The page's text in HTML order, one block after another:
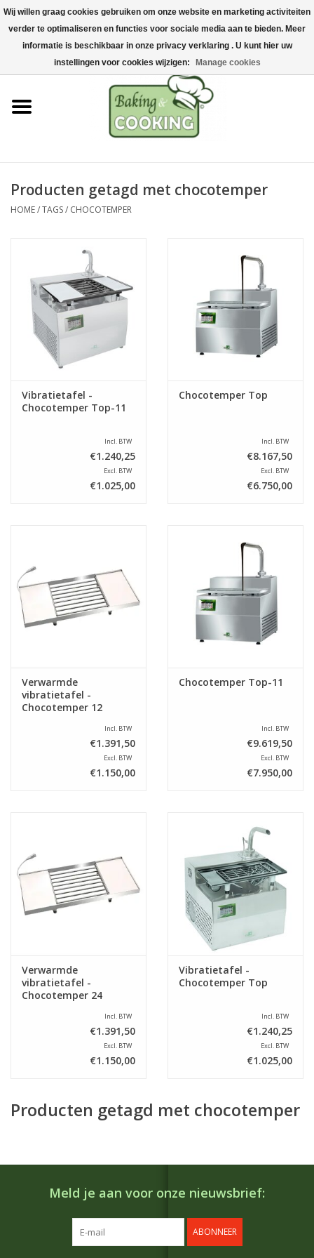
Home
Bak-& kookgerei
Machines & onderdelen
Chocolade & ijsbereiding
Hygiëne & opslag
Grondstoffen & Presentatie
Acties
Producten getagd met chocotemper
HOME/TAGS/ CHOCOTEMPER
Vibratietafel -
Chocotemper Top-11
Incl. BTW
€1.240,25
Excl. BTW
€1.025,00
Chocotemper Top
Incl. BTW
€8.167,50
Excl. BTW
€6.750,00
Verwarmde
vibratietafel -
Chocotemper 12
Incl. BTW
€1.391,50
Excl. BTW
€1.150,00
Chocotemper Top-11
Incl. BTW
€9.619,50
Excl. BTW
€7.950,00
Verwarmde
vibratietafel -
Chocotemper 24
Incl. BTW
€1.391,50
Excl. BTW
€1.150,00
Vibratietafel -
Chocotemper Top
Incl. BTW
€1.240,25
Excl. BTW
€1.025,00
Producten getagd met chocotemper
Meld je aan voor onze nieuwsbrief:
ABONNEER
Wij willen graag cookies gebruiken om onze website en marketing activiteiten
verder te optimaliseren en functies voor sociale media aan te bieden. Meer
informatie is beschikbaar in onze privacy verklaring . U kunt hier uw
instellingen voor cookies wijzigen:
Manage cookies